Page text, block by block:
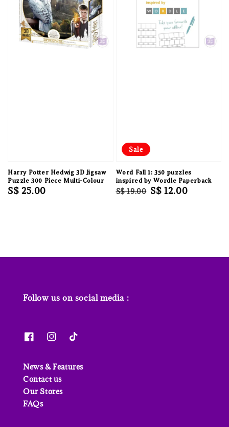
Harry Potter Hedwig 3D Jigsaw
Puzzle 300 Piece Multi-Colour
Regular
S$ 25.00
Sale
Word Fall 1: 350 puzzles
inspired by Wordle Paperback
Regular
S$ 19.00 Sale
S$ 12.00
Follow us on social media :
News & Features
Contact us
Our Stores
FAQs